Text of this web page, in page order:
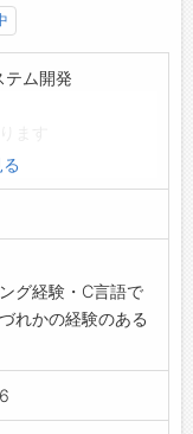
ム開発
制御機器の開発
にC#）
システム開発
グ経験・C言語で
れかの経験のある